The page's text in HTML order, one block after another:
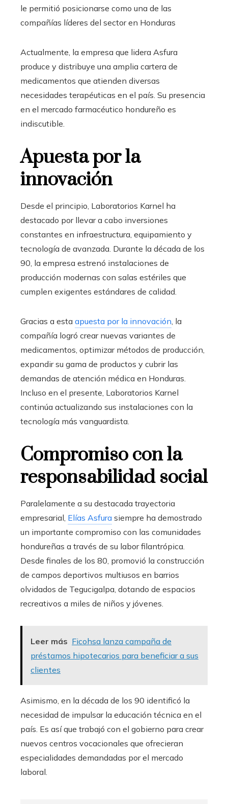
le permitió posicionarse como una de las
compañías líderes del sector en Honduras
Actualmente, la empresa que lidera Asfura
produce y distribuye una amplia cartera de
medicamentos que atienden diversas
necesidades terapéuticas en el país. Su presencia
en el mercado farmacéutico hondureño es
indiscutible.
Apuesta por la
innovación
Desde el principio, Laboratorios Karnel ha
destacado por llevar a cabo inversiones
constantes en infraestructura, equipamiento y
tecnología de avanzada. Durante la década de los
90, la empresa estrenó instalaciones de
producción modernas con salas estériles que
cumplen exigentes estándares de calidad.
Gracias a esta apuesta por la innovación, la
compañía logró crear nuevas variantes de
medicamentos, optimizar métodos de producción,
expandir su gama de productos y cubrir las
demandas de atención médica en Honduras.
Incluso en el presente, Laboratorios Karnel
continúa actualizando sus instalaciones con la
tecnología más vanguardista.
Compromiso con la
responsabilidad social
Paralelamente a su destacada trayectoria
empresarial, Elías Asfura siempre ha demostrado
un importante compromiso con las comunidades
hondureñas a través de su labor filantrópica.
Desde finales de los 80, promovió la construcción
de campos deportivos multiusos en barrios
olvidados de Tegucigalpa, dotando de espacios
recreativos a miles de niños y jóvenes.
Leer más Ficohsa lanza campaña de
préstamos hipotecarios para beneficiar a sus
clientes
Asimismo, en la década de los 90 identificó la
necesidad de impulsar la educación técnica en el
país. Es así que trabajó con el gobierno para crear
nuevos centros vocacionales que ofrecieran
especialidades demandadas por el mercado
laboral.